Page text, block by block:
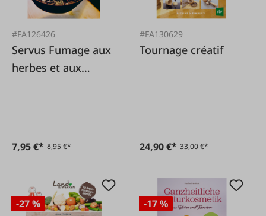
#FA126426
Servus Fumage aux
herbes et aux
7,95 €* 8,95 €*
#FA130629
Tournage créatif
24,90 €* 33,00 €*
-27 % -17 %